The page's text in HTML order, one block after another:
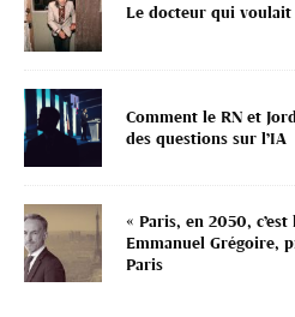
Le docteur qui voulait
Comment le RN et
des questions sur l’IA
« Paris, en 2050,
Emmanuel Grégoire,
Paris